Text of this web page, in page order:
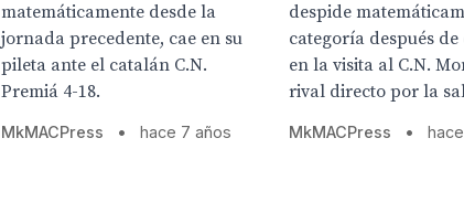
matemáticamente desde la
jornada precedente, cae en su
pileta ante el catalán C.N.
Premiá 4-18.
MkMACPress • hace 7 años
despide
categoría después de
en la visita al C.N.
rival directo por la
MkMACPress •